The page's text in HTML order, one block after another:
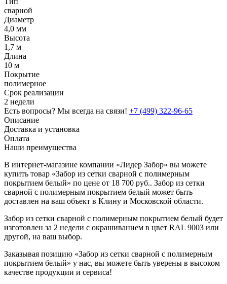
сварной
Диаметр
4,0 мм
Высота
1,7 м
Длина
10 м
Покрытие
полимерное
Срок реализации
2 недели
Есть вопросы? Мы всегда на связи! +7 (499) 322-96-65
Описание
Доставка и установка
Оплата
Наши преимущества
В интернет-магазине компании «Лидер Забор» вы можете
купить товар «Забор из сетки сварной с полимерным
покрытием белый» по цене от 18 700 руб.. Забор из сетки
сварной с полимерным покрытием белый может быть
доставлен на ваш объект в Клину и Московской области.
Забор из сетки сварной с полимерным покрытием белый будет
изготовлен за 2 недели с окрашиванием в цвет RAL 9003 или
другой, на ваш выбор.
Заказывая позицию «Забор из сетки сварной с полимерным
покрытием белый» у нас, вы можете быть уверены в высоком
качестве продукции и сервиса!